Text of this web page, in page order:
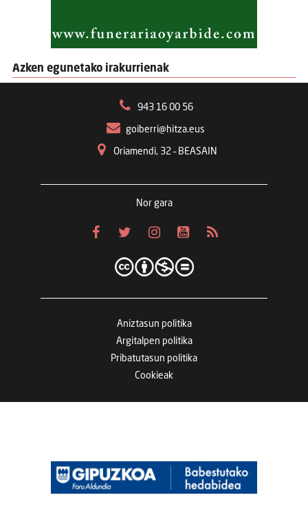
Azken egunetako irakurrienak
943 16 00 56
goiberri@hitza.eus
Oriamendi, 32 – BEASAIN
Nor gara
Aniztasun politika
Argitalpen politika
Pribatutasun politika
Cookieak